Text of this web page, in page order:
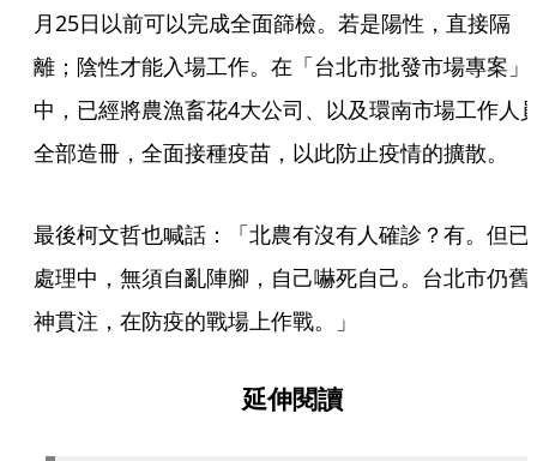
月25日以前可以完成全面篩檢。若是陽性，直接隔
離；陰性才能入場工作。在「台北市批發市場專案」
中，已經將農漁畜花4大公司、以及環南市場工作人
全部造冊，全面接種疫苗，以此防止疫情的擴散。
最後柯文哲也喊話：「北農有沒有人確診？有。但已
處理中，無須自亂陣腳，自己嚇死自己。台北市仍舊
神貫注，在防疫的戰場上作戰。」
延伸閱讀